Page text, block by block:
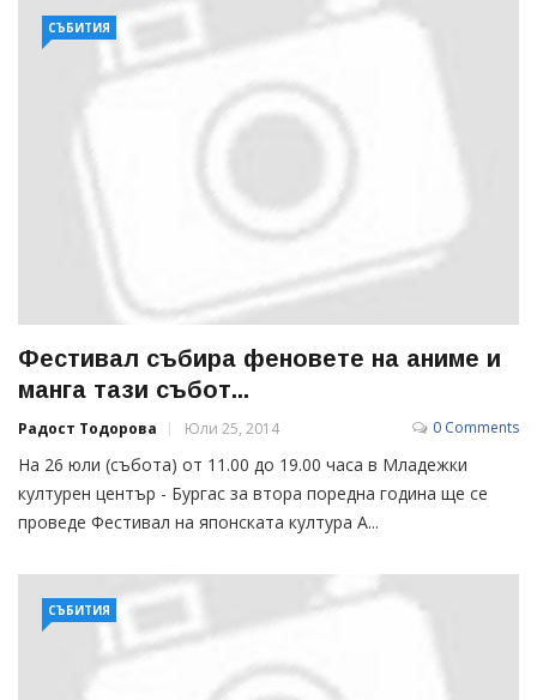
СЪБИТИЯ
Фестивал събира феновете на аниме и
манга тази събот...
Радост Тодорова Юли 25, 2014 0 Comments
На 26 юли (събота) от 11.00 до 19.00 часа в Младежки
културен център - Бургас за втора поредна година ще се
проведе Фестивал на японската култура A...
СЪБИТИЯ